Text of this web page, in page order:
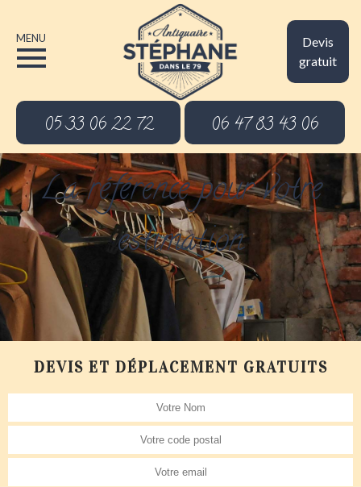
Devis
gratuit
MENU
05 33 06 22 72 06 47 83 43 06
La référence pour votre
estimation
DEVIS ET DÉPLACEMENT GRATUITS